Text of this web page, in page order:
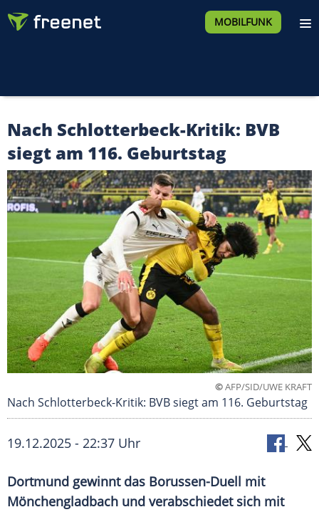
MOBILFUNK
Nach Schlotterbeck-Kritik: BVB
siegt am 116. Geburtstag
©AFP/SID/UWE KRAFT
Nach Schlotterbeck-Kritik: BVB siegt am 116. Geburtstag
19.12.2025 - 22:37 Uhr
Dortmund gewinnt das Borussen-Duell mit
Mönchengladbach und verabschiedet sich mit